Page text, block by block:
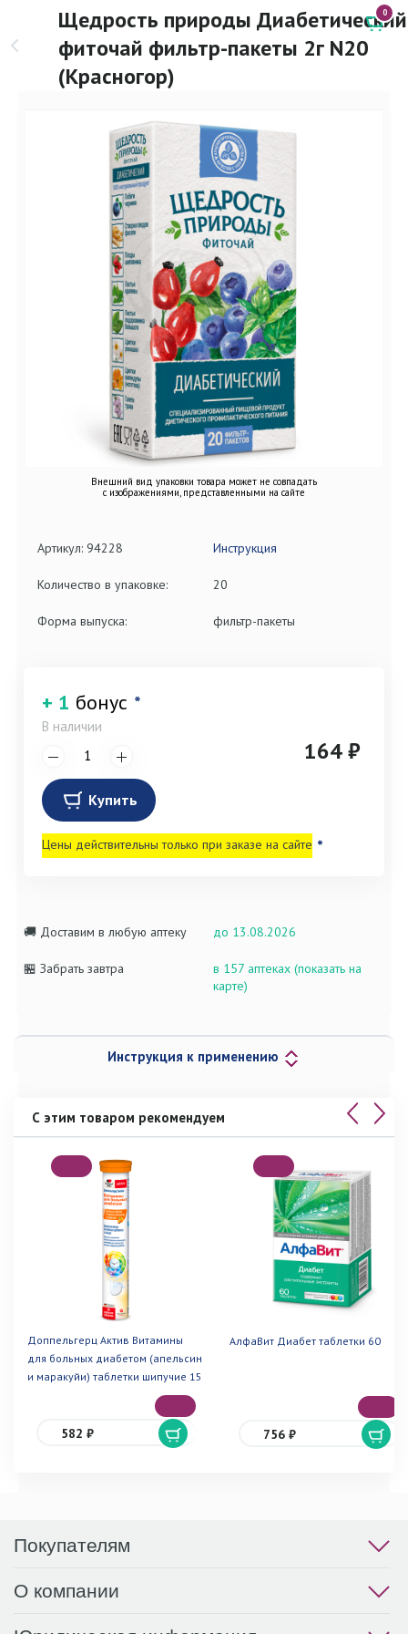
Щедрость природы Диабетический
фиточай фильтр-пакеты 2г N20
(Красногор)
0
Внешний вид упаковки товара может не совпадать
с изображениями, представленными на сайте
Артикул: 94228 Инструкция
Количество в упаковке: 20
Форма выпуска: фильтр-пакеты
+ 1 бонус *
В наличии
164 ₽
Купить
Цены действительны только при заказе на сайте *
🚚 Доставим в любую аптеку до 13.08.2026
🏪 Забрать завтра
в 157 аптеках (показать на
карте)
Инструкция к применению
С этим товаром рекомендуем
Доппельгерц Актив Витамины
для больных диабетом (апельсин
и маракуйи) таблетки шипучие 15
582 ₽
АлфаВит Диабет таблетки 60
756 ₽
Покупателям
О компании